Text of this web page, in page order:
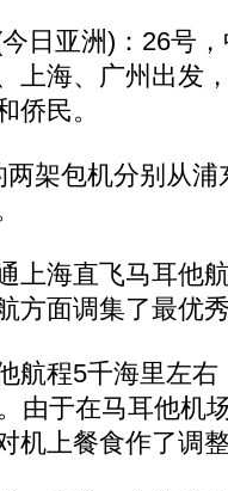
亚洲)：26号，
上海、广州出发
侨民。
架包机分别从浦
海直飞马耳他
方面调集了最优
程5千海里左右
由于在马耳他机
机上餐食作了调